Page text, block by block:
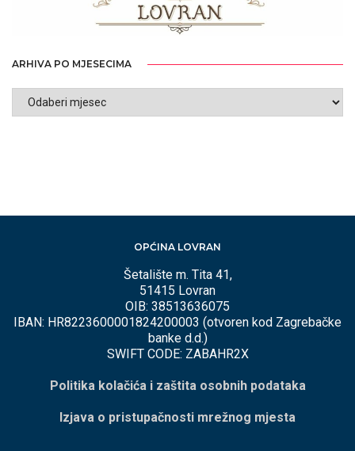
ARHIVA PO MJESECIMA
ARHIVA
PO
OPĆINA LOVRAN
Šetalište m. Tita 41,
51415 Lovran
OIB: 38513636075
IBAN: HR8223600001824200003 (otvoren kod Zagrebačke
banke d.d.)
SWIFT CODE: ZABAHR2X
Politika kolačića i zaštita osobnih podataka
Izjava o pristupačnosti mrežnog mjesta